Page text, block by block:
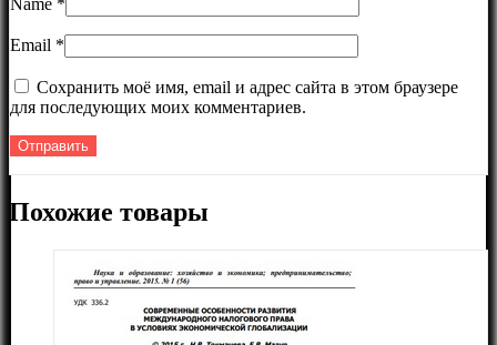
Email *
Сохранить моё имя, email и адрес сайта в этом браузере
для последующих моих комментариев.
Похожие товары